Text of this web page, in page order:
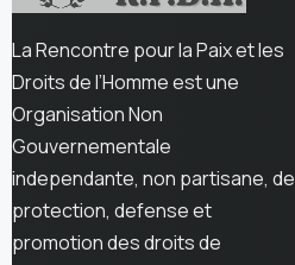
La Rencontre pour la Paix et les
Droits de l’Homme est une
Organisation Non
Gouvernementale
independante, non partisane, de
protection, defense et
promotion des droits de